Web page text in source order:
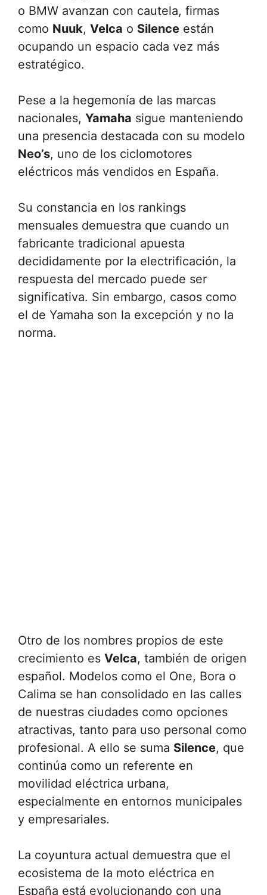
o BMW avanzan con cautela, firmas
como Nuuk, Velca o Silence están
ocupando un espacio cada vez más
estratégico.
Pese a la hegemonía de las marcas
nacionales, Yamaha sigue manteniendo
una presencia destacada con su modelo
Neo’s, uno de los ciclomotores
eléctricos más vendidos en España.
Su constancia en los rankings
mensuales demuestra que cuando un
fabricante tradicional apuesta
decididamente por la electrificación, la
respuesta del mercado puede ser
significativa. Sin embargo, casos como
el de Yamaha son la excepción y no la
norma.
Otro de los nombres propios de este
crecimiento es Velca, también de origen
español. Modelos como el One, Bora o
Calima se han consolidado en las calles
de nuestras ciudades como opciones
atractivas, tanto para uso personal como
profesional. A ello se suma Silence, que
continúa como un referente en
movilidad eléctrica urbana,
especialmente en entornos municipales
y empresariales.
La coyuntura actual demuestra que el
ecosistema de la moto eléctrica en
España está evolucionando con una